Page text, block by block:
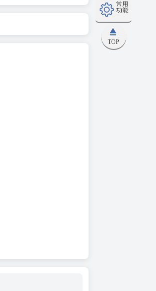
常用
功能
TOP